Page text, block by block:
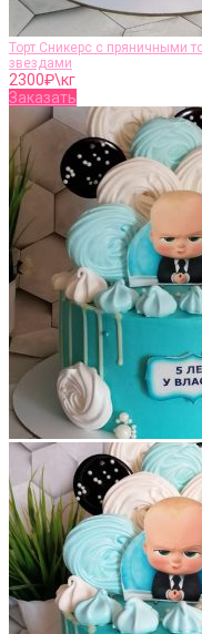
Торт Сникерс с пряничными
звездами
2300₽\кг
Заказать